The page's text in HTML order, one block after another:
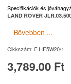
Specifikációk és
LAND ROVER
Bővebben ...
Cikkszám: E.HF5W20/1
3,789.00 Ft